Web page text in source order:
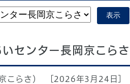
表示
センター長岡京こらさ
こらさ） [2026年3月24日]